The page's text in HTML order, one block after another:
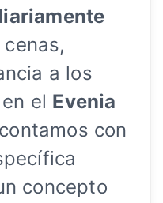
a los
el Evenia
con
concepto